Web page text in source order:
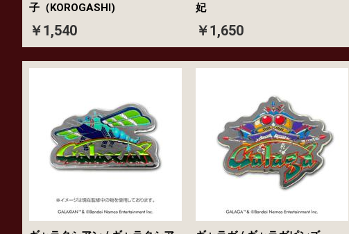
子（KOROGASHI)
￥1,540
妃
￥1,650